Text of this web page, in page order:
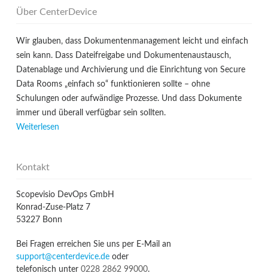
Über CenterDevice
Wir glauben, dass Dokumentenmanagement leicht und einfach
sein kann. Dass Dateifreigabe und Dokumentenaustausch,
Datenablage und Archivierung und die Einrichtung von Secure
Data Rooms „einfach so“ funktionieren sollte – ohne
Schulungen oder aufwändige Prozesse. Und dass Dokumente
immer und überall verfügbar sein sollten.
Weiterlesen
Kontakt
Scopevisio DevOps GmbH
Konrad-Zuse-Platz 7
53227 Bonn
Bei Fragen erreichen Sie uns per E-Mail an
support@centerdevice.deoder
telefonisch unter 0228 2862 99000.